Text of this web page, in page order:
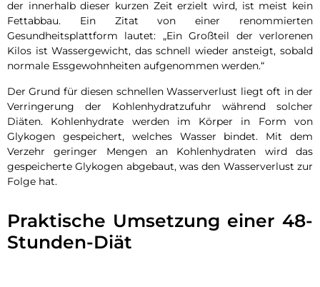
der innerhalb dieser kurzen Zeit erzielt wird, ist meist kein
Fettabbau. Ein Zitat von einer renommierten
Gesundheitsplattform lautet: „Ein Großteil der verlorenen
Kilos ist Wassergewicht, das schnell wieder ansteigt, sobald
normale Essgewohnheiten aufgenommen werden.“
Der Grund für diesen schnellen Wasserverlust liegt oft in der
Verringerung der Kohlenhydratzufuhr während solcher
Diäten. Kohlenhydrate werden im Körper in Form von
Glykogen gespeichert, welches Wasser bindet. Mit dem
Verzehr geringer Mengen an Kohlenhydraten wird das
gespeicherte Glykogen abgebaut, was den Wasserverlust zur
Folge hat.
Praktische Umsetzung einer 48-
Stunden-Diät